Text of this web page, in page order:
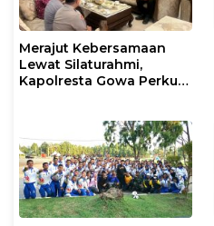
Merajut Kebersamaan
Lewat Silaturahmi,
Kapolresta Gowa Perkuat